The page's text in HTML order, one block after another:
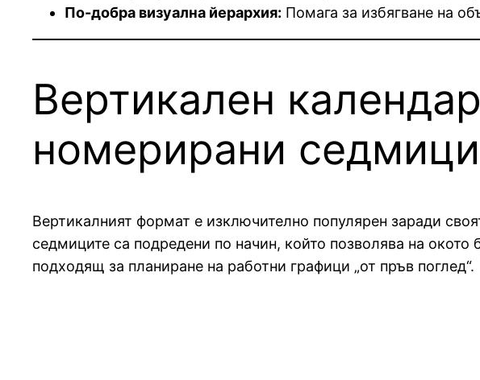
По-добра визуална йерархия: Помага за избягване на
Вертикален
номерирани седмици
Вертикалният формат е изключително популярен заради
седмиците са подредени по начин, който позволява на
подходящ за планиране на работни графици „от пръв поглед“.